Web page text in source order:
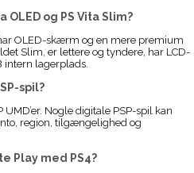
og PS Vita Slim?
OLED-skærm og en mere premium
Slim, er lettere og tyndere, har LCD-
lagerplads.
spil?
Nogle digitale PSP-spil kan
region, tilgængelighed og
Play med PS4?